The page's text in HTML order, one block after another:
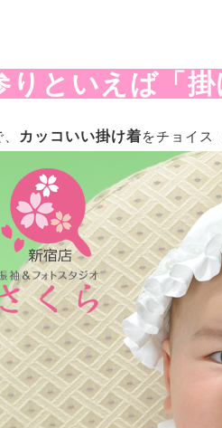
りといえば「
カッコいい掛け着をチョイス